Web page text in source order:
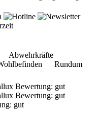
Abwehrkräfte
Rundum